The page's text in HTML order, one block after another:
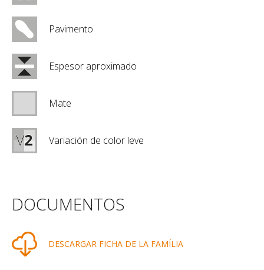
Pavimento
Espesor aproximado
Mate
Variación de color leve
DOCUMENTOS
DESCARGAR FICHA DE LA FAMÍLIA